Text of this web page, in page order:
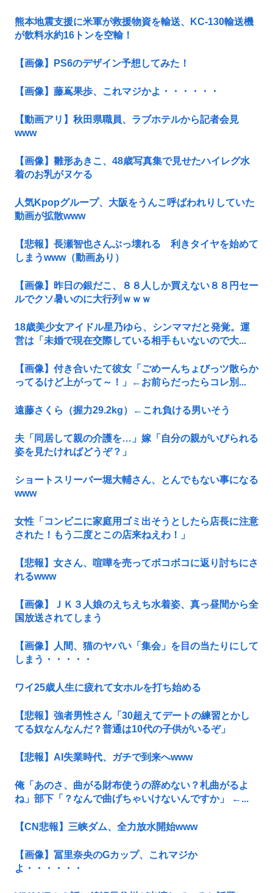
熊本地震支援に米軍が救援物資を輸送、KC-130輸送機
が飲料水約16トンを空輸！
【画像】PS6のデザイン予想してみた！
【画像】藤嶌果歩、これマジかよ・・・・・・
【動画アリ】秋田県職員、ラブホテルから記者会見
www
【画像】雛形あきこ、48歳写真集で見せたハイレグ水
着のお乳がヌケる
人気Kpopグループ、大阪をうんこ呼ばわれりしていた
動画が拡散www
【悲報】長瀬智也さんぶっ壊れる 利きタイヤを始めて
しまうwww（動画あり）
【画像】昨日の銀だこ、８８人しか買えない８８円セー
ルでクソ暑いのに大行列ｗｗｗ
18歳美少女アイドル星乃ゆら、シンママだと発覚。運
営は「未婚で現在交際している相手もいないので大...
【画像】付き合いたて彼女「ごめーんちょびっツ散らか
ってるけど上がって～！」←お前らだったらコレ別...
遠藤さくら（握力29.2kg）←これ負ける男いそう
夫「同居して親の介護を…」嫁「自分の親がいびられる
姿を見たければどうぞ？」
ショートスリーバー堀大輔さん、とんでもない事になる
www
女性「コンビニに家庭用ゴミ出そうとしたら店長に注意
された！もう二度とこの店来ねえわ！」
【悲報】女さん、喧嘩を売ってボコボコに返り討ちにさ
れるwww
【画像】ＪＫ３人娘のえちえち水着姿、真っ昼間から全
国放送されてしまう
【画像】人間、猫のヤバい「集会」を目の当たりにして
しまう・・・・・
ワイ25歳人生に疲れて女ホルを打ち始める
【悲報】強者男性さん「30超えてデートの練習とかし
てる奴なんなんだ？普通は10代の子供がいるぞ」
【悲報】AI失業時代、ガチで到来へwww
俺「あのさ、曲がる財布使うの辞めない？札曲がるよ
ね」部下「？なんで曲げちゃいけないんですか」 ←...
【CN悲報】三峡ダム、全力放水開始www
【画像】冨里奈央のGカップ、これマジか
よ・・・・・・